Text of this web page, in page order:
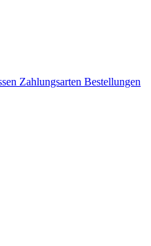
Zahlungsarten Bestellungen